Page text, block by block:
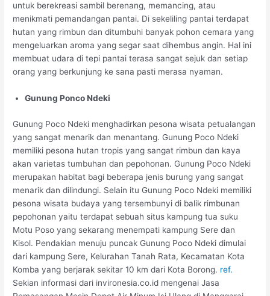
untuk berekreasi sambil berenang, memancing, atau
menikmati pemandangan pantai. Di sekeliling pantai terdapat
hutan yang rimbun dan ditumbuhi banyak pohon cemara yang
mengeluarkan aroma yang segar saat dihembus angin. Hal ini
membuat udara di tepi pantai terasa sangat sejuk dan setiap
orang yang berkunjung ke sana pasti merasa nyaman.
Gunung Ponco Ndeki
Gunung Poco Ndeki menghadirkan pesona wisata petualangan
yang sangat menarik dan menantang. Gunung Poco Ndeki
memiliki pesona hutan tropis yang sangat rimbun dan kaya
akan varietas tumbuhan dan pepohonan. Gunung Poco Ndeki
merupakan habitat bagi beberapa jenis burung yang sangat
menarik dan dilindungi. Selain itu Gunung Poco Ndeki memiliki
pesona wisata budaya yang tersembunyi di balik rimbunan
pepohonan yaitu terdapat sebuah situs kampung tua suku
Motu Poso yang sekarang menempati kampung Sere dan
Kisol. Pendakian menuju puncak Gunung Poco Ndeki dimulai
dari kampung Sere, Kelurahan Tanah Rata, Kecamatan Kota
Komba yang berjarak sekitar 10 km dari Kota Borong. ref.
Sekian informasi dari invironesia.co.id mengenai Jasa